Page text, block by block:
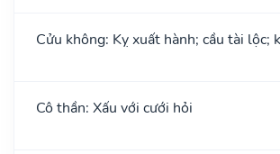
Cửu không: Kỵ xuất hành; cầu tài lộc;
Cô thần: Xấu với cưới hỏi